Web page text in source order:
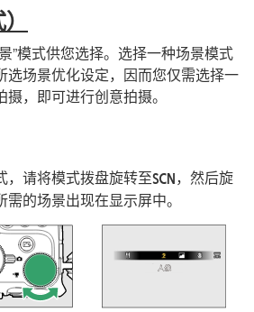
”模式供您选择。选择一种场景模式
选场景优化设定，因而您仅需选择一
，即可进行创意拍摄。
，请将模式拨盘旋转至h ，然后旋
的场景出现在显示屏中。